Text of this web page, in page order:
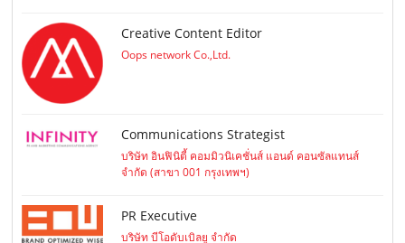
Creative Content Editor
Oops network Co.,Ltd.
Communications Strategist
บริษัท อินฟินิตี้ คอมมิวนิเคชั่นส์ แอนด์ คอนซัลแทนส์
จำกัด (สาขา 001 กรุงเทพฯ)
PR Executive
บริษัท บีโอดับเบิลยู จำกัด